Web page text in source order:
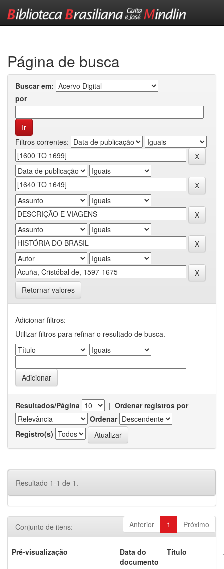
Página de busca
Buscar em:
por
Filtros correntes:
Retornar valores
Adicionar filtros:
Utilizar filtros para refinar o resultado de busca.
Resultados/Página | Ordenar registros por
Ordenar
Registro(s)
Resultado 1-1 de 1.
Anterior 1 Próximo
Conjunto de itens:
Pré-visualização
Data do
documento
Título